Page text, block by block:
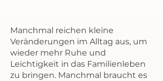
Manchmal reichen kleine
Veränderungen im Alltag aus, um
wieder mehr Ruhe und
Leichtigkeit in das Familienleben
zu bringen. Manchmal braucht es